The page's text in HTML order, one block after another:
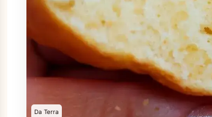
Da Terra